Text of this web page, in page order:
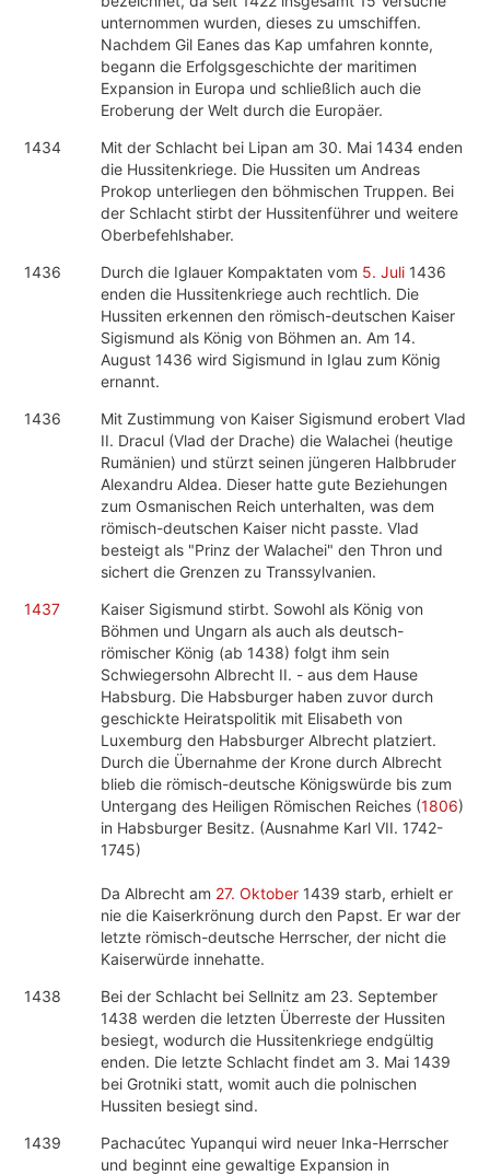
unternommen wurden, dieses zu umschiffen.
Nachdem Gil Eanes das Kap umfahren konnte,
begann die Erfolgsgeschichte der maritimen
Expansion in Europa und schließlich auch die
Eroberung der Welt durch die Europäer.
1434
Mit der Schlacht bei Lipan am 30. Mai 1434 enden
die Hussitenkriege. Die Hussiten um Andreas
Prokop unterliegen den böhmischen Truppen. Bei
der Schlacht stirbt der Hussitenführer und weitere
Oberbefehlshaber.
1436
Durch die Iglauer Kompaktaten vom 5. Juli 1436
enden die Hussitenkriege auch rechtlich. Die
Hussiten erkennen den römisch-deutschen Kaiser
Sigismund als König von Böhmen an. Am 14.
August 1436 wird Sigismund in Iglau zum König
ernannt.
1436
Mit Zustimmung von Kaiser Sigismund erobert Vlad
II. Dracul (Vlad der Drache) die Walachei (heutige
Rumänien) und stürzt seinen jüngeren Halbbruder
Alexandru Aldea. Dieser hatte gute Beziehungen
zum Osmanischen Reich unterhalten, was dem
römisch-deutschen Kaiser nicht passte. Vlad
besteigt als "Prinz der Walachei" den Thron und
sichert die Grenzen zu Transsylvanien.
1437
Kaiser Sigismund stirbt. Sowohl als König von
Böhmen und Ungarn als auch als deutsch-
römischer König (ab 1438) folgt ihm sein
Schwiegersohn Albrecht II. - aus dem Hause
Habsburg. Die Habsburger haben zuvor durch
geschickte Heiratspolitik mit Elisabeth von
Luxemburg den Habsburger Albrecht platziert.
Durch die Übernahme der Krone durch Albrecht
blieb die römisch-deutsche Königswürde bis zum
Untergang des Heiligen Römischen Reiches (1806)
in Habsburger Besitz. (Ausnahme Karl VII. 1742-
1745)
Da Albrecht am 27. Oktober 1439 starb, erhielt er
nie die Kaiserkrönung durch den Papst. Er war der
letzte römisch-deutsche Herrscher, der nicht die
Kaiserwürde innehatte.
1438
Bei der Schlacht bei Sellnitz am 23. September
1438 werden die letzten Überreste der Hussiten
besiegt, wodurch die Hussitenkriege endgültig
enden. Die letzte Schlacht findet am 3. Mai 1439
bei Grotniki statt, womit auch die polnischen
Hussiten besiegt sind.
1439
Pachacútec Yupanqui wird neuer Inka-Herrscher
und beginnt eine gewaltige Expansion in